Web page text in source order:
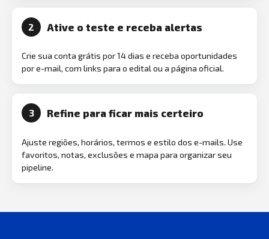
2 Ative o teste e receba alertas
Crie sua conta grátis por 14 dias e receba oportunidades
por e-mail, com links para o edital ou a página oficial.
3 Refine para ficar mais certeiro
Ajuste regiões, horários, termos e estilo dos e-mails. Use
favoritos, notas, exclusões e mapa para organizar seu
pipeline.